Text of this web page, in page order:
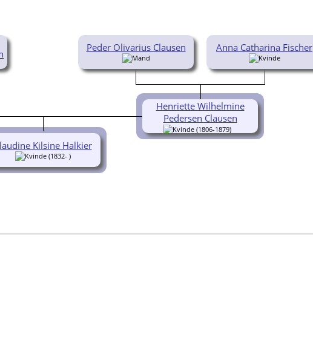
Peder Olivarius Clausen Anna Catharina Fischer
Henriette Wilhelmine
Pedersen Clausen
(1806-1879)
Kilsine Halkier
(1832- )